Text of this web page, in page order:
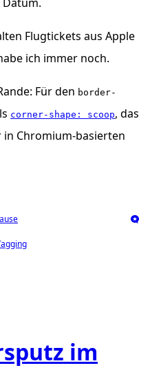
Flugtickets aus Apple
ich immer noch.
Für den border-
corner-shape: scoop, das
Chromium-basierten
im